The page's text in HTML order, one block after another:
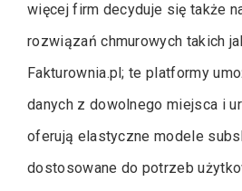
więcej firm decyduje się także
rozwiązań chmurowych takich
Fakturownia.pl; te platformy
danych z dowolnego miejsca i
oferują elastyczne modele
dostosowane do potrzeb